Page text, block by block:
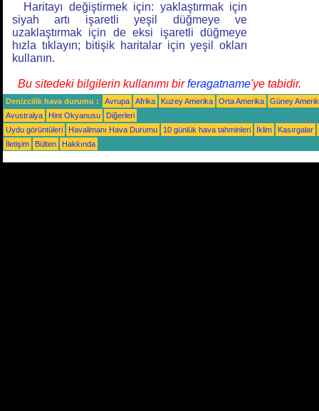
Haritayı değiştirmek için: yaklaştırmak için
siyah artı işaretli yeşil düğmeye ve
uzaklaştırmak için de eksi işaretli düğmeye
hızla tıklayın; bitişik haritalar için yeşil okları
kullanın.
Bu sitedeki bilgilerin kullanımı birferagatname'ye tabidir.
Denizcilik hava durumu : Avrupa Afrika Kuzey Amerika Orta Amerika
Güney
Avustralya
Hint Okyanusu
Diğerleri
Uydu görüntüleri
Havalimanı Hava Durumu 10 günlük hava tahminleri İklim
Kasırgalar
İletişim
Bülten Hakkında